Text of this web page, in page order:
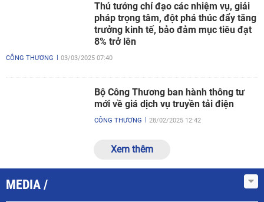
Thủ tướng chỉ đạo các nhiệm vụ, giải
pháp trọng tâm, đột phá thúc đẩy tăng
trưởng kinh tế, bảo đảm mục tiêu đạt
8% trở lên
CÔNG THƯƠNG 03/03/2025 07:40
Bộ Công Thương ban hành thông tư
mới về giá dịch vụ truyền tải điện
CÔNG THƯƠNG 28/02/2025 12:42
Xem thêm
MEDIA